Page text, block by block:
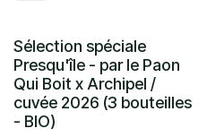
Sélection spéciale
Presqu'île - par le Paon
Qui Boit x Archipel /
cuvée 2026 (3 bouteilles
- BIO)